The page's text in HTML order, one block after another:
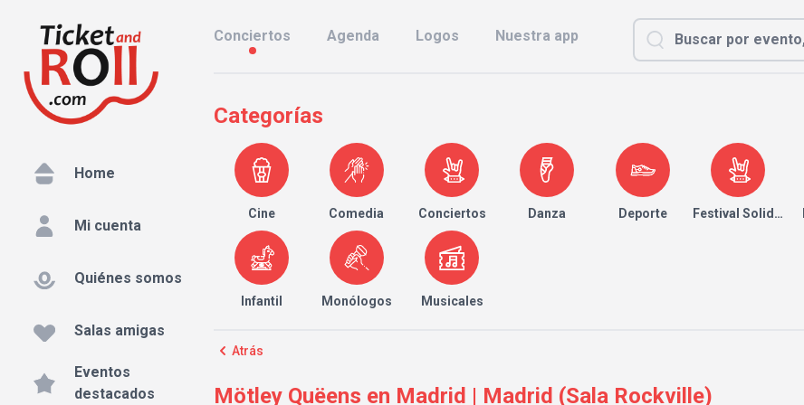
Home
Mi cuenta
Quiénes somos
Salas amigas
Eventos
destacados
Conciertos Agenda Logos Nuestra app
Categorías
Cine Comedia Conciertos Danza Deporte Festival Solidario
Infantil Monólogos Musicales
Atrás
Mötley Quëens en Madrid | Madrid (Sala Rockville)